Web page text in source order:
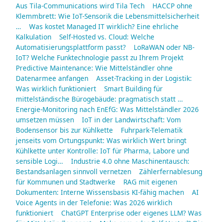
Aus Tila-Communications wird Tila Tech
HACCP ohne
Klemmbrett: Wie IoT-Sensorik die Lebensmittelsicherheit
…
Was kostet Managed IT wirklich? Eine ehrliche
Kalkulation
Self-Hosted vs. Cloud: Welche
Automatisierungsplattform passt?
LoRaWAN oder NB-
IoT? Welche Funktechnologie passt zu Ihrem Projekt
Predictive Maintenance: Wie Mittelständler ohne
Datenarmee anfangen
Asset-Tracking in der Logistik:
Was wirklich funktioniert
Smart Building für
mittelständische Bürogebäude: pragmatisch statt …
Energie-Monitoring nach EnEfG: Was Mittelständler 2026
umsetzen müssen
IoT in der Landwirtschaft: Vom
Bodensensor bis zur Kühlkette
Fuhrpark-Telematik
jenseits vom Ortungspunkt: Was wirklich Wert bringt
Kühlkette unter Kontrolle: IoT für Pharma, Labore und
sensible Logi…
Industrie 4.0 ohne Maschinentausch:
Bestandsanlagen sinnvoll vernetzen
Zählerfernablesung
für Kommunen und Stadtwerke
RAG mit eigenen
Dokumenten: Interne Wissensbasis KI-fähig machen
AI
Voice Agents in der Telefonie: Was 2026 wirklich
funktioniert
ChatGPT Enterprise oder eigenes LLM? Was